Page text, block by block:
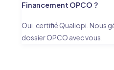
Financement OPCO ?
Oui, certifié Qualiopi. Nous
dossier OPCO avec vous.